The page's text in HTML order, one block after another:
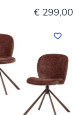
€ 299,00